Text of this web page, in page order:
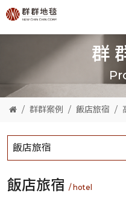
群
群群案例 飯店旅宿
飯店旅宿
飯店旅宿 / hotel